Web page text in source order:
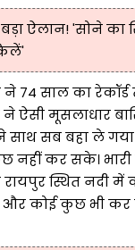
ऐलान! 'सोने का
74 साल का
ने ऐसी मूसलाधार
सब बहा ले
नहीं कर सके।
स्थित नदी
कोई कुछ भी कर